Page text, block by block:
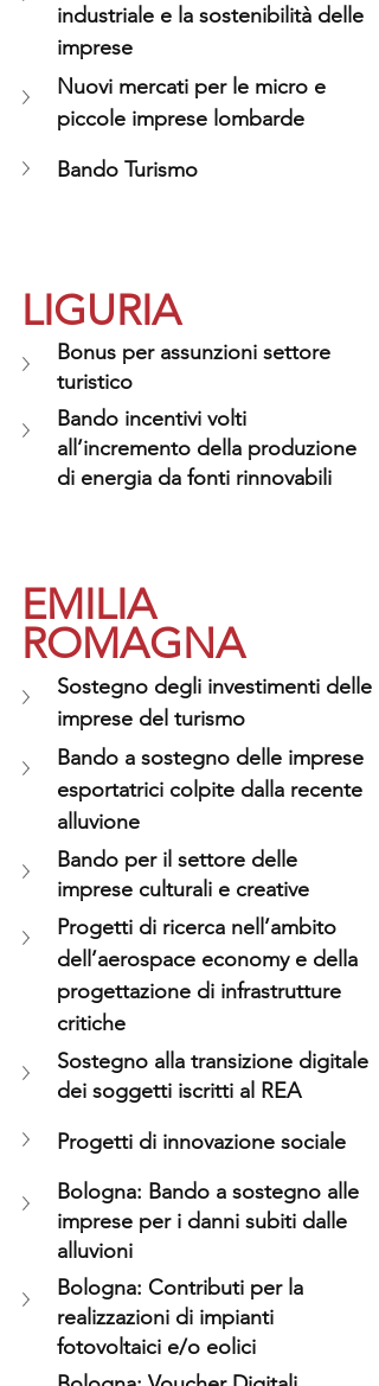
industriale e la sostenibilità delle
imprese
Nuovi mercati per le micro e
piccole imprese lombarde
Bando Turismo
LIGURIA
Bonus per assunzioni settore
turistico
Bando incentivi volti
all’incremento della produzione
di energia da fonti rinnovabili
EMILIA
ROMAGNA
Sostegno degli investimenti delle
imprese del turismo
Bando a sostegno delle imprese
esportatrici colpite dalla recente
alluvione
Bando per il settore delle
imprese culturali e creative
Progetti di ricerca nell’ambito
dell’aerospace economy e della
progettazione di infrastrutture
critiche
Sostegno alla transizione digitale
dei soggetti iscritti al REA
Progetti di innovazione sociale
Bologna: Bando a sostegno alle
imprese per i danni subiti dalle
alluvioni
Bologna: Contributi per la
realizzazioni di impianti
fotovoltaici e/o eolici